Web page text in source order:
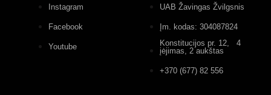
Instagram
Facebook
Youtube
UAB Žavingas Žvilgsnis
Įm. kodas: 304087824
Konstitucijos pr. 12, 4
įėjimas, 2 aukštas
+370 (677) 82 556